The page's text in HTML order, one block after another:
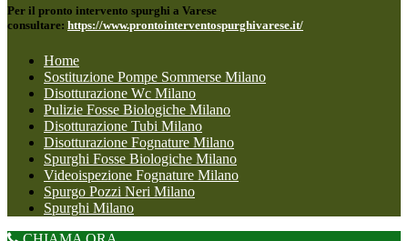
Per il pronto intervento spurghi a Varese
consultare: https://www.prontointerventospurghivarese.it/
Home
Sostituzione Pompe Sommerse Milano
Disotturazione Wc Milano
Pulizie Fosse Biologiche Milano
Disotturazione Tubi Milano
Disotturazione Fognature Milano
Spurghi Fosse Biologiche Milano
Videoispezione Fognature Milano
Spurgo Pozzi Neri Milano
Spurghi Milano